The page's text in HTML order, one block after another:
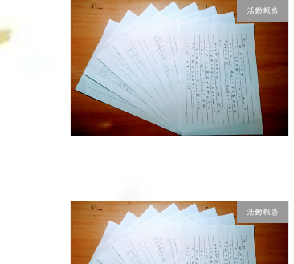
活動報告
活動報告